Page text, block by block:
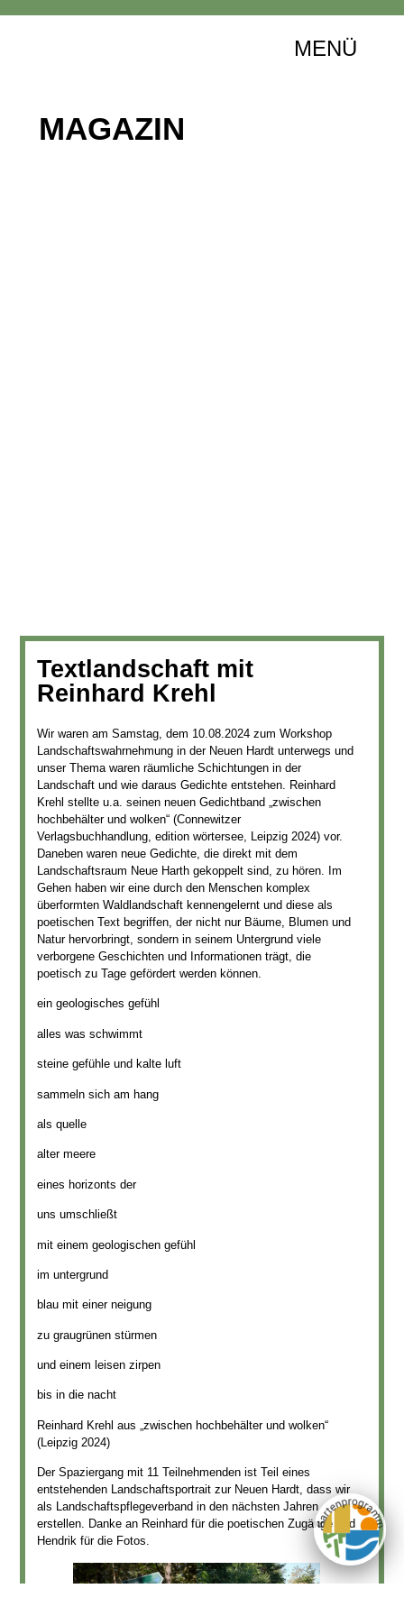
MENÜ
MAGAZIN
Textlandschaft mit
Reinhard Krehl
Wir waren am Samstag, dem 10.08.2024 zum Workshop
Landschaftswahrnehmung in der Neuen Hardt unterwegs und
unser Thema waren räumliche Schichtungen in der
Landschaft und wie daraus Gedichte entstehen. Reinhard
Krehl stellte u.a. seinen neuen Gedichtband „zwischen
hochbehälter und wolken“ (Connewitzer
Verlagsbuchhandlung, edition wörtersee, Leipzig 2024) vor.
Daneben waren neue Gedichte, die direkt mit dem
Landschaftsraum Neue Harth gekoppelt sind, zu hören. Im
Gehen haben wir eine durch den Menschen komplex
überformten Waldlandschaft kennengelernt und diese als
poetischen Text begriffen, der nicht nur Bäume, Blumen und
Natur hervorbringt, sondern in seinem Untergrund viele
verborgene Geschichten und Informationen trägt, die
poetisch zu Tage gefördert werden können.
ein geologisches gefühl
alles was schwimmt
steine gefühle und kalte luft
sammeln sich am hang
als quelle
alter meere
eines horizonts der
uns umschließt
mit einem geologischen gefühl
im untergrund
blau mit einer neigung
zu graugrünen stürmen
und einem leisen zirpen
bis in die nacht
Reinhard Krehl aus „zwischen hochbehälter und wolken“
(Leipzig 2024)
Der Spaziergang mit 11 Teilnehmenden ist Teil eines
entstehenden Landschaftsportrait zur Neuen Hardt, dass wir
als Landschaftspflegeverband in den nächsten Jahren
erstellen. Danke an Reinhard für die poetischen Zugänge und
Hendrik für die Fotos.